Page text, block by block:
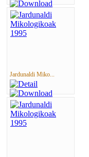
Jardunaldi Miko...